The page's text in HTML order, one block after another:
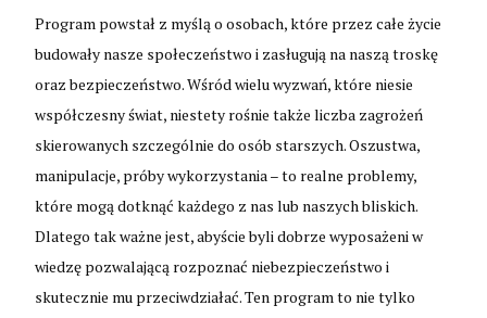
Program powstał z myślą o osobach, które przez całe życie
budowały nasze społeczeństwo i zasługują na naszą troskę
oraz bezpieczeństwo. Wśród wielu wyzwań, które niesie
współczesny świat, niestety rośnie także liczba zagrożeń
skierowanych szczególnie do osób starszych. Oszustwa,
manipulacje, próby wykorzystania – to realne problemy,
które mogą dotknąć każdego z nas lub naszych bliskich.
Dlatego tak ważne jest, abyście byli dobrze wyposażeni w
wiedzę pozwalającą rozpoznać niebezpieczeństwo i
skutecznie mu przeciwdziałać. Ten program to nie tylko